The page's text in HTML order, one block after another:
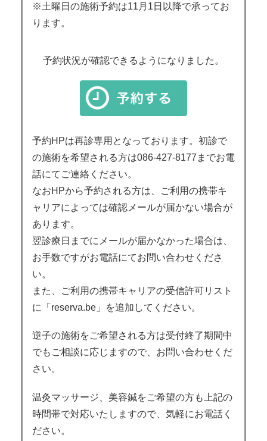
※土曜日の施術予約は11月1日以降で承ってお
ります。
予約状況が確認できるようになりました。
予約HPは再診専用となっております。初診で
の施術を希望される方は086-427-8177までお電
話にてご連絡ください。
なおHPから予約される方は、ご利用の携帯キ
ャリアによっては確認メールが届かない場合が
あります。
翌診療日までにメールが届かなかった場合は、
お手数ですがお電話にてお問い合わせくださ
い。
また、ご利用の携帯キャリアの受信許可リスト
に「reserva.be」を追加してください。
逆子の施術をご希望される方は受付終了期間中
でもご相談に応じますので、お問い合わせくだ
さい。
温灸マッサージ、美容鍼をご希望の方も上記の
時間帯で対応いたしますので、気軽にお電話く
ださい。